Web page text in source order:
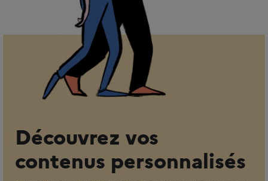
Découvrez vos
contenus personnalisés